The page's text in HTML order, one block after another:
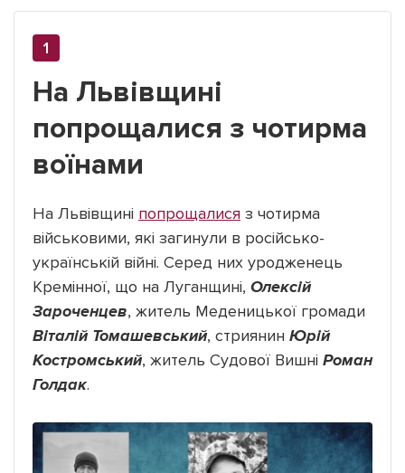
На Львівщині
попрощалися з чотирма
воїнами
На Львівщині попрощалися з чотирма
військовими, які загинули в російсько-
українській війні. Серед них уродженець
Кремінної, що на Луганщині, Олексій
Зароченцев, житель Меденицької громади
Віталій Томашевський, стриянин Юрій
Костромський, житель Судової Вишні Роман
Голдак.